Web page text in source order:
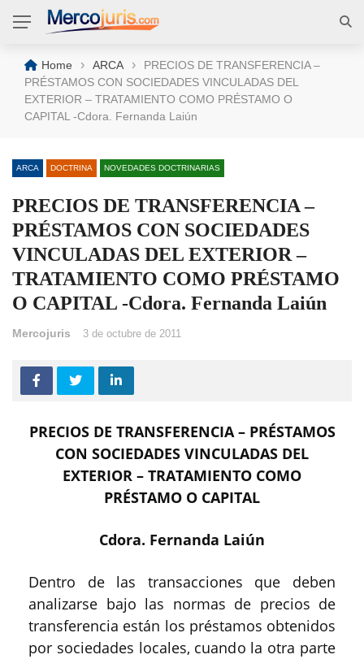
Home › ARCA ›
PRECIOS DE TRANSFERENCIA –
PRÉSTAMOS CON SOCIEDADES VINCULADAS DEL
EXTERIOR – TRATAMIENTO COMO PRÉSTAMO O
CAPITAL -Cdora. Fernanda Laiún
ARCA DOCTRINA NOVEDADES DOCTRINARIAS
PRECIOS DE TRANSFERENCIA –
PRÉSTAMOS CON SOCIEDADES
VINCULADAS DEL EXTERIOR –
TRATAMIENTO COMO PRÉSTAMO
O CAPITAL -Cdora. Fernanda Laiún
Mercojuris 3 de octubre de 2011
PRECIOS DE TRANSFERENCIA – PRÉSTAMOS
CON SOCIEDADES VINCULADAS DEL
EXTERIOR – TRATAMIENTO COMO
PRÉSTAMO O CAPITAL
Cdora. Fernanda Laiún
Dentro de las transacciones que deben
analizarse bajo las normas de precios de
transferencia están los préstamos obtenidos
por sociedades locales, cuando la otra parte